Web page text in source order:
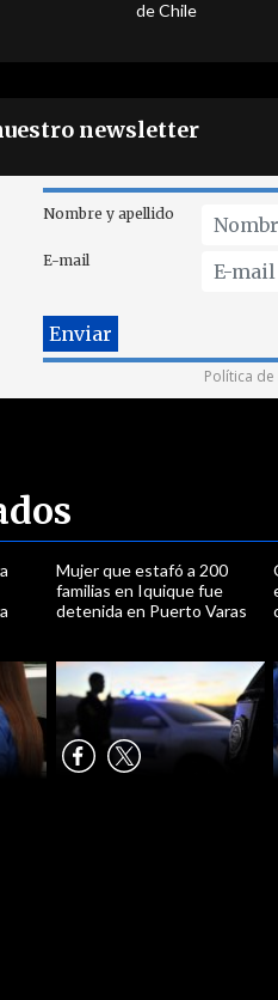
de Chile
newsletter
Nombre y apellido
E-mail
Política
Mujer que estafó a 200
familias en Iquique fue
detenida en Puerto Varas